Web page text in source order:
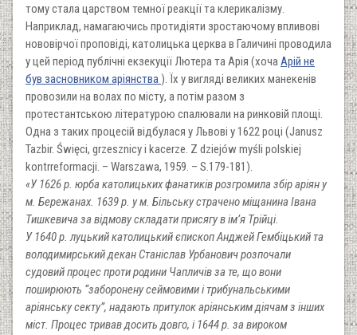
тому стала царством темної реакції та клерикалізму.
Наприклад, намагаючись протидіяти зростаючому впливові
нововірчої проповіді, католицька церква в Галичині проводила
у цей період публічні екзекуції Лютера та Арія (хочаАрій не
був засновником аріянства). Їх у вигляді великих манекенів
провозили на волах по місту, а потім разом з
протестантською літературою спалювали на ринковій площі.
Одна з таких процесій відбулася у Львові у 1622 році (Janusz
Tazbir. Święci, grzesznicy i kacerze. Z dziejów myśli polskiej
kontrreformacji. – Warszawa, 1959. – S.179-181).
«У 1626 р. юрба католицьких фанатиків розгромила збір аріян у
м. Бережанах. 1639 р. у м. Більську страчено міщанина Івана
Тишкевича за відмову складати присягу в ім’я Трійці.
У 1640 р. луцький католицький єпископ Анджей Гембіцький та
володимирський декан Станіслав Урбанович розпочали
судовий процес проти родини Чапличів за те, що вони
поширюють “заборонену сеймовими і трибунальськими
аріянську секту”, надають притулок аріянським діячам з інших
міст. Процес тривав досить довго, і 1644 р. за вироком